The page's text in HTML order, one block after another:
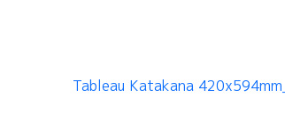
Tableau Katakana